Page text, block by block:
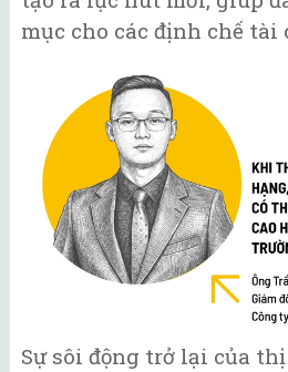
mục cho các định chế tài
Sự sôi động trở lại của